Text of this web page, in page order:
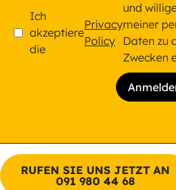
Ich
akzeptiere
die
Privacy
Policy
und
meiner
Daten zu
Zwecken
RUFEN SIE UNS JETZT AN
091 980 44 68